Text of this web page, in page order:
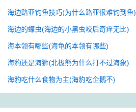
海边路亚钓鱼技巧(为什么路亚很难钓到鱼)
海边的蠓虫(海边的小黑虫咬后奇痒无比)
海本领有哪些(海龟的本领有哪些)
海豹还是海狮(北极熊为什么打不过海象)
海豹吃什么食物为主(海豹吃企鹅不)